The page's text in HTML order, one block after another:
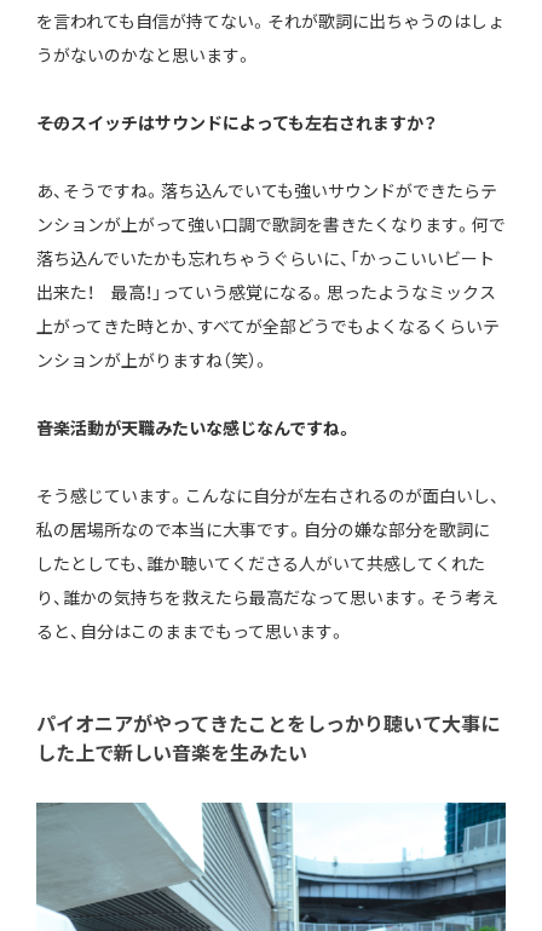
を言われても自信が持てない。それが歌詞に出ちゃうのはしょ
うがないのかなと思います。
――そのスイッチはサウンドによっても左右されますか？
あ、そうですね。落ち込んでいても強いサウンドができたらテ
ンションが上がって強い口調で歌詞を書きたくなります。何で
落ち込んでいたかも忘れちゃうぐらいに、「かっこいいビート
出来た！ 最高！」っていう感覚になる。思ったようなミックス
上がってきた時とか、すべてが全部どうでもよくなるくらいテ
ンションが上がりますね（笑）。
――音楽活動が天職みたいな感じなんですね。
そう感じています。こんなに自分が左右されるのが面白いし、
私の居場所なので本当に大事です。自分の嫌な部分を歌詞に
したとしても、誰か聴いてくださる人がいて共感してくれた
り、誰かの気持ちを救えたら最高だなって思います。そう考え
ると、自分はこのままでもって思います。
パイオニアがやってきたことをしっかり聴いて大事に
した上で新しい音楽を生みたい